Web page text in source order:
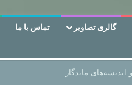
گالری تصاویر تماس با ما